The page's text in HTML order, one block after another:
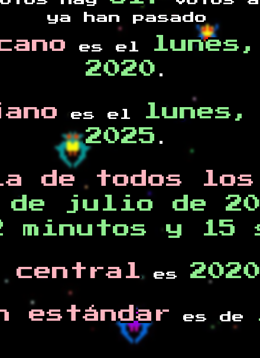
ya han pasado
es el
2020 .
es el
lunes,
2025 .
de todos
de julio de
minutos y 15
centrales
estándar es de